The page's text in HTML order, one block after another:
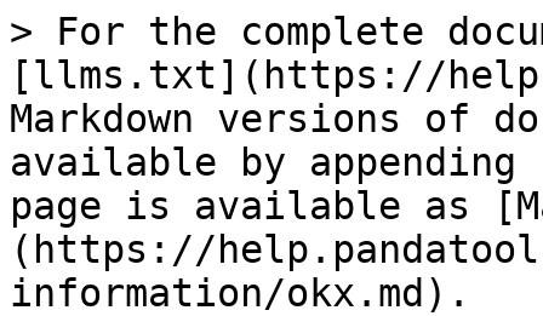
> For the complete
[llms.txt](https://
Markdown versions of
available by
page is available as
(https://
information/okx.md).